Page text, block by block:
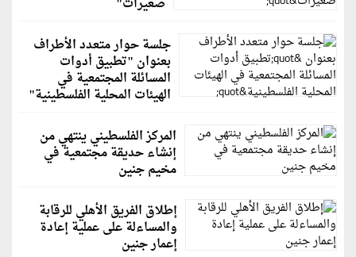
جلسة حوار متعدد الأطراف
بعنوان "تطبيق أدوات
المسائلة المجتمعية في
الهيئات المحلية الفلسطينية"
المركز الفلسطيني ينتهي من
إنشاء حديقة مجتمعية في
مخيم جنين
إطلاق الفريق الأهلي للرقابة
والمساءلة على عملية إعادة
إعمار جنين